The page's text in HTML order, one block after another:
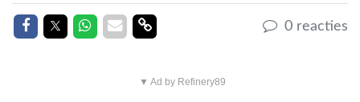
Delen op Facebook
Delen op Twitter
Delen op Whatsapp
Delen via Mail
Delen link 0 reacties
▼ Ad by Refinery89